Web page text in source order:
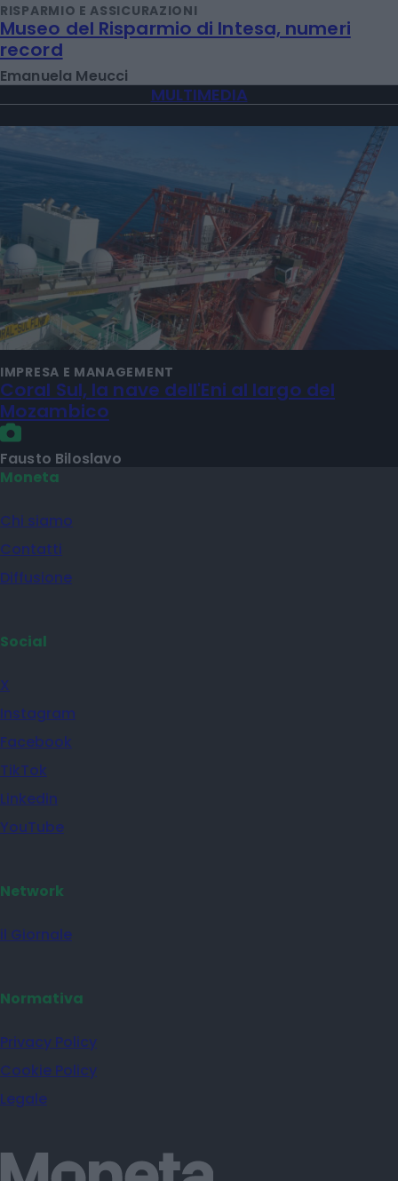
RISPARMIO E ASSICURAZIONI
Museo del Risparmio di Intesa, numeri
record
Emanuela Meucci
MULTIMEDIA
IMPRESA E MANAGEMENT
Coral Sul, la nave dell'Eni al largo del
Mozambico
Fausto Biloslavo
Moneta
Chi siamo
Contatti
Diffusione
Social
X
Instagram
Facebook
TikTok
Linkedin
YouTube
Network
il Giornale
Normativa
Privacy Policy
Cookie Policy
Legale